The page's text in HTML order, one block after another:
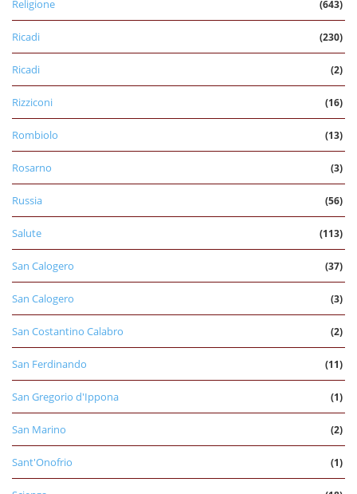
Religione (643)
Ricadi (230)
Ricadi (2)
Rizziconi (16)
Rombiolo (13)
Rosarno (3)
Russia (56)
Salute (113)
San Calogero (37)
San Calogero (3)
San Costantino Calabro (2)
San Ferdinando (11)
San Gregorio d'Ippona (1)
San Marino (2)
Sant'Onofrio (1)